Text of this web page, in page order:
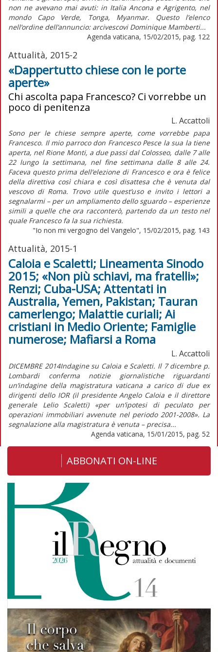
non ne avevano mai avuti: in Italia Ancona e Agrigento, nel
mondo Capo Verde, Tonga, Myanmar. Questo l’elenco
nell’ordine dell’annuncio: arcivescovi Dominique Mamberti...
Agenda vaticana, 15/02/2015, pag. 122
Attualità, 2015-2
«Dappertutto chiese con le porte
aperte»
Chi ascolta papa Francesco? Ci vorrebbe un
poco di penitenza
L. Accattoli
Sono per le chiese sempre aperte, come vorrebbe papa
Francesco. Il mio parroco don Francesco Pesce la sua la tiene
aperta, nel Rione Monti, a due passi dal Colosseo, dalle 7 alle
22 lungo la settimana, nel fine settimana dalle 8 alle 24.
Faceva questo prima dell’elezione di Francesco e ora è felice
della direttiva così chiara e così disattesa che è venuta dal
vescovo di Roma. Trovo utile quest’uso e invito i lettori a
segnalarmi – per un ampliamento dello sguardo – esperienze
simili a quelle che ora racconterò, partendo da un testo nel
quale Francesco fa la sua richiesta.
"Io non mi vergogno del Vangelo", 15/02/2015, pag. 143
Attualità, 2015-1
Caloia e Scaletti; Lineamenta Sinodo
2015; «Non più schiavi, ma fratelli»;
Renzi; Cuba-USA; Attentati in
Australia, Yemen, Pakistan; Tauran
camerlengo; Malattie curiali; Ai
cristiani in Medio Oriente; Famiglie
numerose; Mafiarsi a Roma
L. Accattoli
DICEMBRE 2014Indagine su Caloia e Scaletti. Il 7 dicembre p.
Lombardi conferma notizie giornalistiche riguardanti
un’indagine della magistratura vaticana a carico di due ex
dirigenti dello IOR (il presidente Angelo Caloia e il direttore
generale Lelio Scaletti) «per un’ipotesi di peculato per
operazioni immobiliari avvenute nel periodo 2001-2008». La
segnalazione alla magistratura è venuta – precisa...
Agenda vaticana, 15/01/2015, pag. 52
ABBONATI ON-LINE